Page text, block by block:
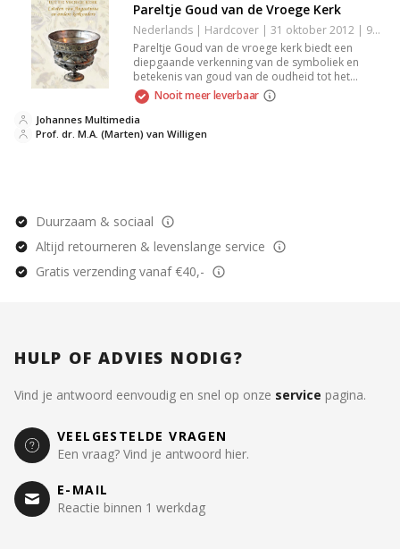
Pareltje Goud van de Vroege Kerk
Nederlands | Hardcover | 31 oktober 2012 | 9789033633041
Pareltje Goud van de vroege kerk biedt een
diepgaande verkenning van de symboliek en
betekenis van goud van de oudheid tot het
vroege christendom. Dit boek belicht de rol van
goud in religieuze rituelen, kunst en cultuur, en
biedt waardevolle inzichten voor iedereen
geïnteresseerd in geschiedenis, religie en kunst.
Nooit meer leverbaar
Prof. dr. M.A. (Marten) van Willigen
Johannes Multimedia
Duurzaam & sociaal
Altijd retourneren & levenslange service
Gratis verzending vanaf €40,-
HULP OF ADVIES NODIG?
Vind je antwoord eenvoudig en snel op onze service pagina.
VEELGESTELDE VRAGEN
Een vraag? Vind je antwoord hier.
E-MAIL
Reactie binnen 1 werkdag